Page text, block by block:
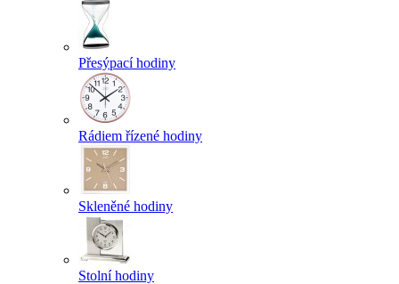
Přesýpací hodiny
Rádiem řízené hodiny
Skleněné hodiny
Stolní hodiny